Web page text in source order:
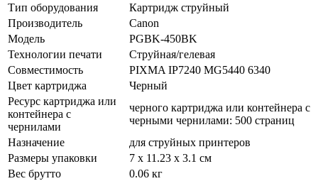
Тип оборудования
Картридж струйный
Производитель
Canon
Модель
PGBK-450BK
Технологии печати
Струйная/­гелевая
Совместимость
PIXMA IP7240 MG5440 6340
Цвет картриджа
Черный
Ресурс картриджа или
контейнера с
чернилами
черного картриджа или контейнера с
черными чернилами: 500 страниц
Назначение
для струйных принтеров
Размеры упаковки
7 x 11.23 x 3.1 см
Вес брутто
0.06 кг